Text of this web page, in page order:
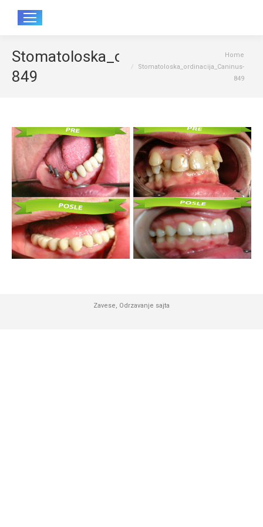
Stomatoloska_ordinacija_Caninus-
849
Home
Stomatoloska_ordinacija_Caninus-
849
Zavese, Odrzavanje sajta